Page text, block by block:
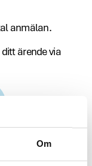
Om
anmälan.
ärende via